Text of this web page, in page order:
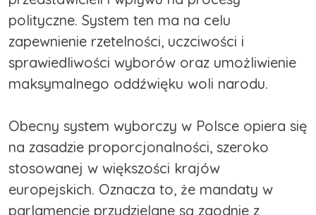
polityczne. System ten ma na celu
zapewnienie rzetelności, uczciwości i
sprawiedliwości wyborów oraz umożliwienie
maksymalnego oddźwięku woli narodu.
Obecny system wyborczy w Polsce opiera się
na zasadzie proporcjonalności, szeroko
stosowanej w większości krajów
europejskich. Oznacza to, że mandaty w
parlamencie przydzielane są zgodnie z